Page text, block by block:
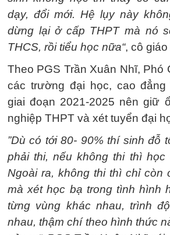
dạy, đổi mới. Hệ lụy này
dừng lại ở cấp THPT mà nó
THCS, rồi tiểu học nữa“, cô
Theo PGS Trần Xuân Nhĩ, Phó
các trường đại học, cao đẳng
giai đoạn 2021-2025 nên giữ
nghiệp THPT và xét tuyển đại
”Dù có tới 80- 90% thí sinh đỗ
phải thi, nếu không thi thì học
Ngoài ra, không thi thì chỉ còn
mà xét học bạ trong tình hình
từng vùng khác nhau, trình
nhau, thậm chí theo hình thức